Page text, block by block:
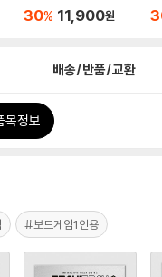
이상...
30% 11,900원
배송/반품/교환
목정보
#보드게임1인용